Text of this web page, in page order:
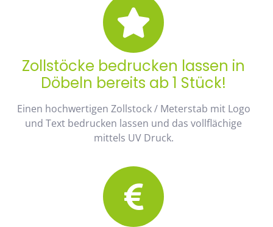
Zollstöcke bedrucken lassen in
Döbeln bereits ab 1 Stück!
Einen hochwertigen Zollstock / Meterstab mit Logo
und Text bedrucken lassen und das vollflächige
mittels UV Druck.